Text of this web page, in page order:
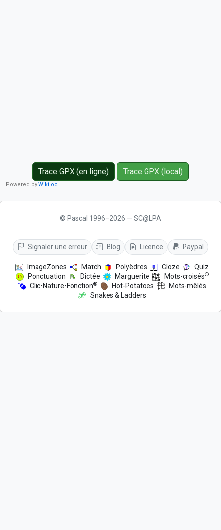
Trace GPX (en ligne) Trace GPX (local)
Powered by Wikiloc
© Pascal 1996–2026 — SC@LPA
Signaler une erreur Blog Licence Paypal
ImageZones Match Polyèdres Cloze
Quiz
Ponctuation
Dictée Marguerite Mots-croisés®
Clic•Nature•Fonction® Hot-Potatoes
Mots-mêlés
Snakes & Ladders